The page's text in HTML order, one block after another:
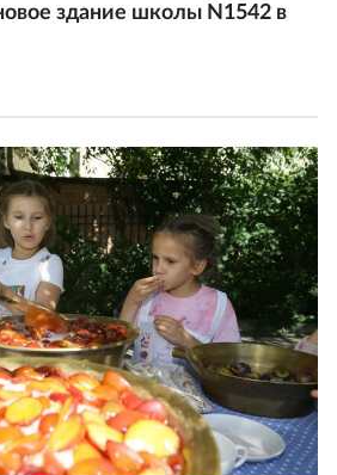
здание школы N1542 в